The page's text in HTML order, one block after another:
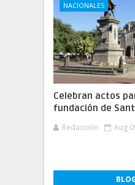
NACIONALES
Celebran actos
fundación de
Redacción Aug